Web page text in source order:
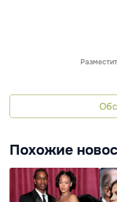
Похожие